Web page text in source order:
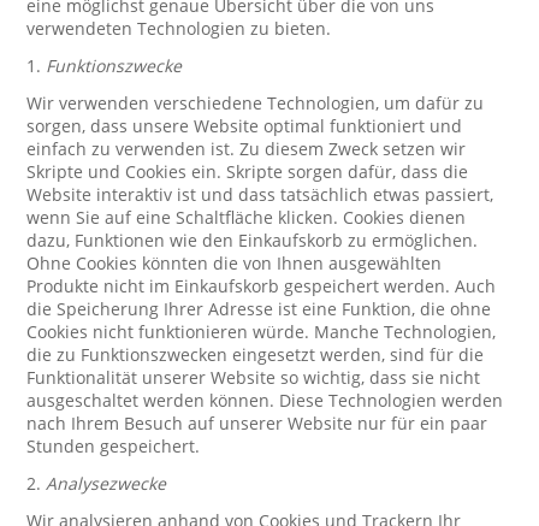
eine möglichst genaue Übersicht über die von uns
verwendeten Technologien zu bieten.
1. Funktionszwecke
Wir verwenden verschiedene Technologien, um dafür zu
sorgen, dass unsere Website optimal funktioniert und
einfach zu verwenden ist. Zu diesem Zweck setzen wir
Skripte und Cookies ein. Skripte sorgen dafür, dass die
Website interaktiv ist und dass tatsächlich etwas passiert,
wenn Sie auf eine Schaltfläche klicken. Cookies dienen
dazu, Funktionen wie den Einkaufskorb zu ermöglichen.
Ohne Cookies könnten die von Ihnen ausgewählten
Produkte nicht im Einkaufskorb gespeichert werden. Auch
die Speicherung Ihrer Adresse ist eine Funktion, die ohne
Cookies nicht funktionieren würde. Manche Technologien,
die zu Funktionszwecken eingesetzt werden, sind für die
Funktionalität unserer Website so wichtig, dass sie nicht
ausgeschaltet werden können. Diese Technologien werden
nach Ihrem Besuch auf unserer Website nur für ein paar
Stunden gespeichert.
2.Analysezwecke
Wir analysieren anhand von Cookies und Trackern Ihr